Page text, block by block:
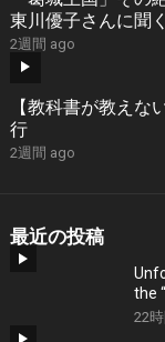
東川優子さんに聞
2週間 ago
【教科書が教え
行
2週間 ago
最近の投稿
the
UFO.
22